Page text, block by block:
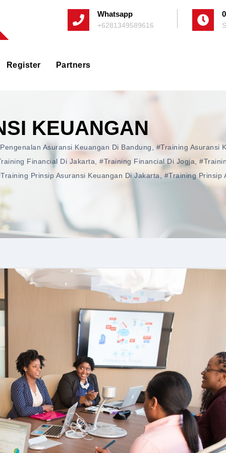
Whatsapp
+6281349589616
Register Partners
KEUANGAN
Asuransi Keuangan Di Bandung
#training Asuransi
Financial Di Jakarta
#training Financial Di Jogja
Prinsip Asuransi Keuangan Di Jakarta
#training Prinsip